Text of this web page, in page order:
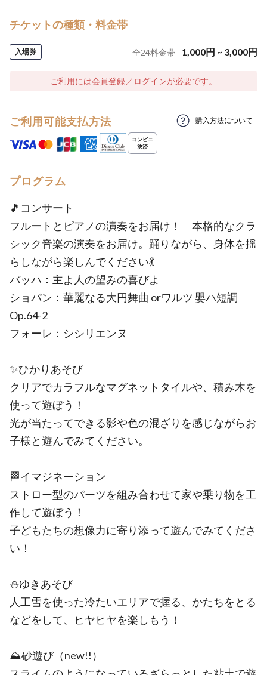
チケットの種類・料金帯
入場券 全24料金帯 1,000円 ~ 3,000円
ご利用には会員登録／ログインが必要です。
ご利用可能支払方法 購入方法について
プログラム
🎵コンサート
フルートとピアノの演奏をお届け！ 本格的なクラ
シック音楽の演奏をお届け。踊りながら、身体を揺
らしながら楽しんでください💃
バッハ：主よ人の望みの喜びよ
ショパン：華麗なる大円舞曲 orワルツ 嬰ハ短調
Op.64-2
フォーレ：シシリエンヌ
✨ひかりあそび
クリアでカラフルなマグネットタイルや、積み木を
使って遊ぼう！
光が当たってできる影や色の混ざりを感じながらお
子様と遊んでみてください。
🏁イマジネーション
ストロー型のパーツを組み合わせて家や乗り物を工
作して遊ぼう！
子どもたちの想像力に寄り添って遊んでみてくださ
い！
⛄️ゆきあそび
人工雪を使った冷たいエリアで握る、かたちをとる
などをして、ヒヤヒヤを楽しもう！
⛰️砂遊び（new!!）